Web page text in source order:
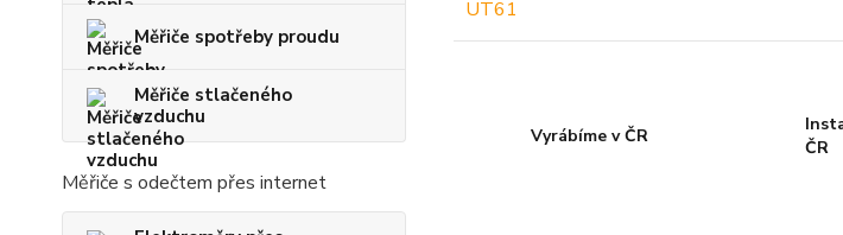
Měřiče spotřeby proudu
Měřiče stlačeného
vzduchu
Měřiče s odečtem přes internet
Vyrábíme v ČR
ČR